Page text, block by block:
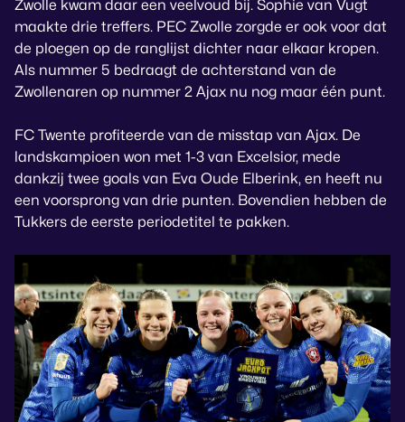
Zwolle kwam daar een veelvoud bij. Sophie van Vugt
maakte drie treffers. PEC Zwolle zorgde er ook voor dat
de ploegen op de ranglijst dichter naar elkaar kropen.
Als nummer 5 bedraagt de achterstand van de
Zwollenaren op nummer 2 Ajax nu nog maar één punt.
FC Twente profiteerde van de misstap van Ajax. De
landskampioen won met 1-3 van Excelsior, mede
dankzij twee goals van Eva Oude Elberink, en heeft nu
een voorsprong van drie punten. Bovendien hebben de
Tukkers de eerste periodetitel te pakken.